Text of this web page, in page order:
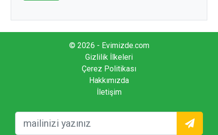
© 2026 - Evimizde.com
Gizlilik İlkeleri
Çerez Politikası
Hakkımızda
İletişim